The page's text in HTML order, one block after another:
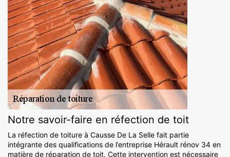
Notre savoir-faire en réfection de toit
La réfection de toiture à Causse De La Selle fait partie
intégrante des qualifications de l’entreprise Hérault rénov 34 en
matière de réparation de toit. Cette intervention est nécessaire